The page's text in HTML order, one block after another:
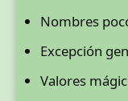
Nombres
Excepción
Valores